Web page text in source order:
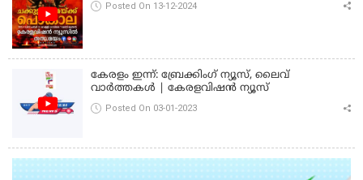
Posted On 13-12-2024
കേരളം ഇന്ന്: ബ്രേക്കിംഗ് ന്യൂസ്, ലൈവ്
വാർത്തകൾ | കേരളവിഷൻ ന്യൂസ്
Posted On 03-01-2023